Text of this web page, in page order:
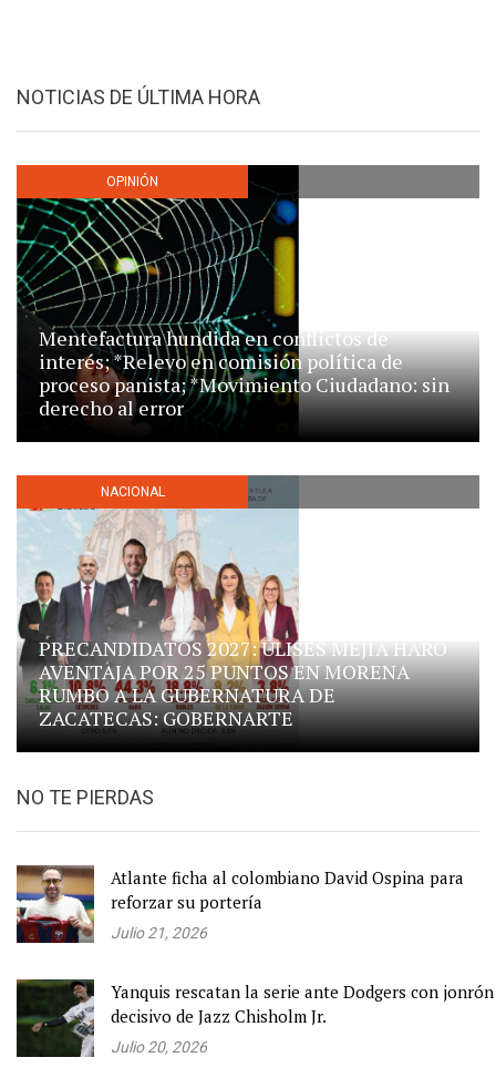
NOTICIAS DE ÚLTIMA HORA
OPINIÓN
Mentefactura hundida en conflictos de
interés; *Relevo en comisión política de
proceso panista; *Movimiento Ciudadano: sin
derecho al error
NACIONAL
PRECANDIDATOS 2027: ULISES MEJÍA HARO
AVENTAJA POR 25 PUNTOS EN MORENA
RUMBO A LA GUBERNATURA DE
ZACATECAS: GOBERNARTE
NO TE PIERDAS
Atlante ficha al colombiano David Ospina para
reforzar su portería
Julio 21, 2026
Yanquis rescatan la serie ante Dodgers con jonrón
decisivo de Jazz Chisholm Jr.
Julio 20, 2026